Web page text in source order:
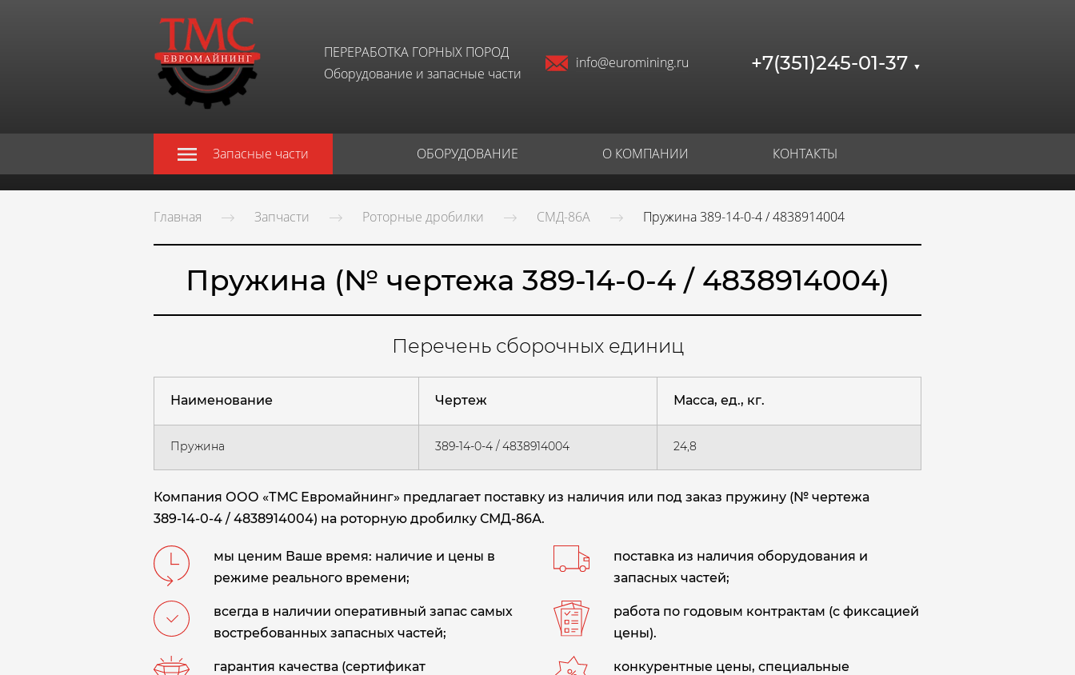
ПЕРЕРАБОТКА ГОРНЫХ ПОРОД
Оборудование и запасные части
info@euromining.ru +7(351)245-01-37 ▼
Запасные части ОБОРУДОВАНИЕ О КОМПАНИИ КОНТАКТЫ
Главная Запчасти Роторные дробилки СМД-86А Пружина 389-14-0-4 / 4838914004
Пружина (№ чертежа 389-14-0-4 / 4838914004)
Перечень сборочных единиц
Наименование Чертеж Масса, ед., кг.
Пружина 389-14-0-4 / 4838914004 24,8
Компания ООО «ТМС Евромайнинг» предлагает поставку из наличия или под заказ пружину (№ чертежа
389-14-0-4 / 4838914004) на роторную дробилку СМД-86А.
мы ценим Ваше время: наличие и цены в
режиме реального времени;
поставка из наличия оборудования и
запасных частей;
всегда в наличии оперативный запас самых
востребованных запасных частей;
работа по годовым контрактам (с фиксацией
цены).
гарантия качества (сертификат
конкурентные цены, специальные